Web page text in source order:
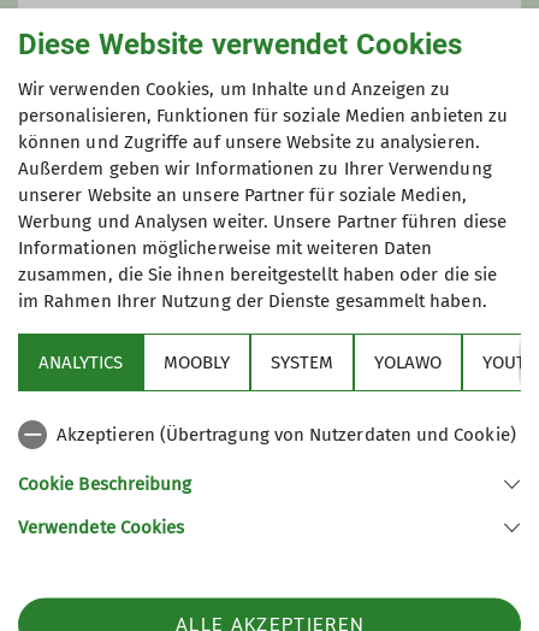
KulTourgruppe
Die KulTourwandergruppe verbindet
das Wandern mit einem kulturellen
Ereignis, wobei sich die Schwerpunkte
auch schon mal verlagern dürfen.
Unsere Ziele liegen oft im Ruhrgebiet,
Radius von etwa 50 km um Duisburg.
Außer am Wochenende starten wir
Woche.
Mehrmals im Jahr unternehmen wir
Umgebung. Die Anreise erfolgt dann
Gruppenmitglieder bereiten die
Touren vor. Zusätzlich finden vor Ort
Sektion
Service
Sektion Duisburg des Deutschen Alpenvereins e.V.
Telefon +49203428120
Diese Website verwendet Cookies
Wir verwenden Cookies, um Inhalte und Anzeigen zu
personalisieren, Funktionen für soziale Medien anbieten zu
können und Zugriffe auf unsere Website zu analysieren.
Außerdem geben wir Informationen zu Ihrer Verwendung
unserer Website an unsere Partner für soziale Medien,
Werbung und Analysen weiter. Unsere Partner führen diese
Informationen möglicherweise mit weiteren Daten
zusammen, die Sie ihnen bereitgestellt haben oder die sie
im Rahmen Ihrer Nutzung der Dienste gesammelt haben.
ANALYTICS MOOBLY SYSTEM YOLAWO
Akzeptieren (Übertragung von Nutzerdaten und Cookie)
Cookie Beschreibung
Verwendete Cookies
ALLE AKZEPTIEREN